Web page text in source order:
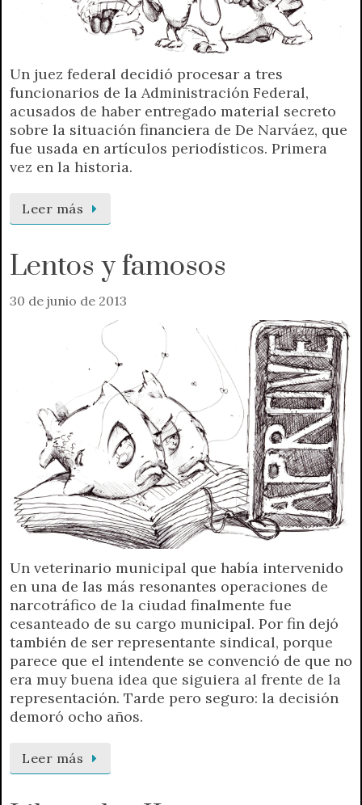
Un juez federal decidió procesar a tres
funcionarios de la Administración Federal,
acusados de haber entregado material secreto
sobre la situación financiera de De Narváez, que
fue usada en artículos periodísticos. Primera
vez en la historia.
Leer más
Lentos y famosos
30 de junio de 2013
Un veterinario municipal que había intervenido
en una de las más resonantes operaciones de
narcotráfico de la ciudad finalmente fue
cesanteado de su cargo municipal. Por fin dejó
también de ser representante sindical, porque
parece que el intendente se convenció de que no
era muy buena idea que siguiera al frente de la
representación. Tarde pero seguro: la decisión
demoró ocho años.
Leer más